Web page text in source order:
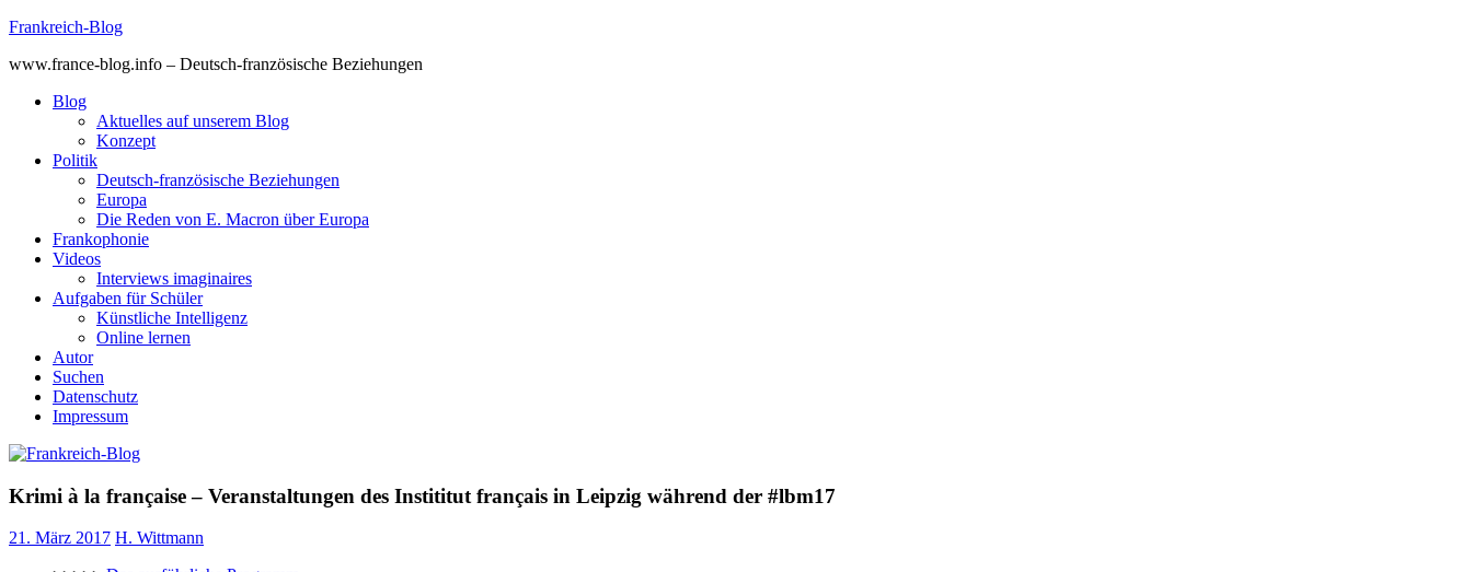
Skip
content
Frankreich-Blog
www.france-blog.info – Deutsch-französische Beziehungen
Blog
Aktuelles auf unserem Blog
Konzept
Politik
Deutsch-französische Beziehungen
Europa
Die Reden von E. Macron über Europa
Frankophonie
Videos
Interviews imaginaires
Aufgaben für Schüler
Künstliche Intelligenz
Online lernen
Autor
Suchen
Datenschutz
Impressum
Krimi à la française – Veranstaltungen des Instititut français in Leipzig während der #lbm17
21. März 2017 H. Wittmann